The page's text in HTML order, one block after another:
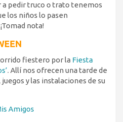
a pedir truco o trato tenemos
los niños lo pasen
nota!
fiestero por la Fiesta
. Allí nos ofrecen una tarde de
y las instalaciones de su